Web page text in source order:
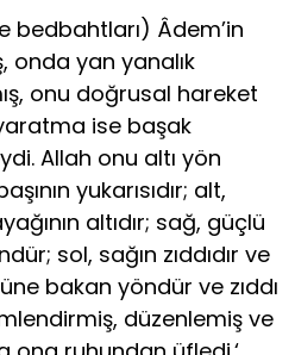
bedbahtları) Âdem’in
onda yan yanalık
onu doğrusal hareket
ise başak
Allah onu altı yön
yukarısıdır; alt,
altıdır; sağ, güçlü
sol, sağın zıddıdır ve
bakan yöndür ve zıddı
düzenlemiş ve